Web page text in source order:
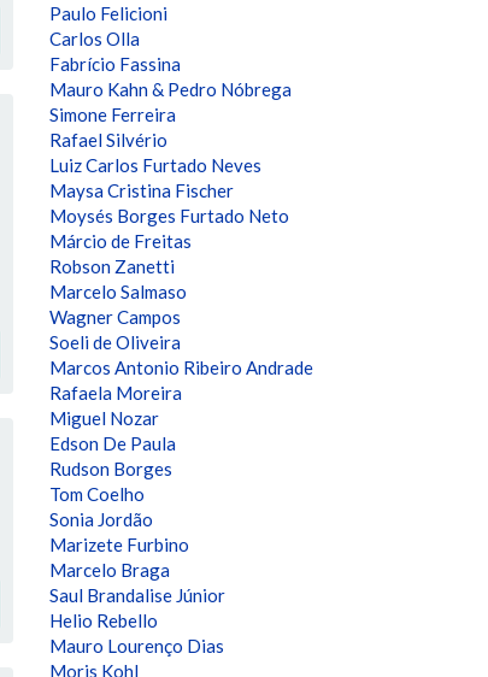
Paulo Felicioni
Carlos Olla
Fabrício Fassina
Mauro Kahn & Pedro Nóbrega
Simone Ferreira
Rafael Silvério
Luiz Carlos Furtado Neves
Maysa Cristina Fischer
Moysés Borges Furtado Neto
Márcio de Freitas
Robson Zanetti
Marcelo Salmaso
Wagner Campos
Soeli de Oliveira
Marcos Antonio Ribeiro Andrade
Rafaela Moreira
Miguel Nozar
Edson De Paula
Rudson Borges
Tom Coelho
Sonia Jordão
Marizete Furbino
Marcelo Braga
Saul Brandalise Júnior
Helio Rebello
Mauro Lourenço Dias
Moris Kohl